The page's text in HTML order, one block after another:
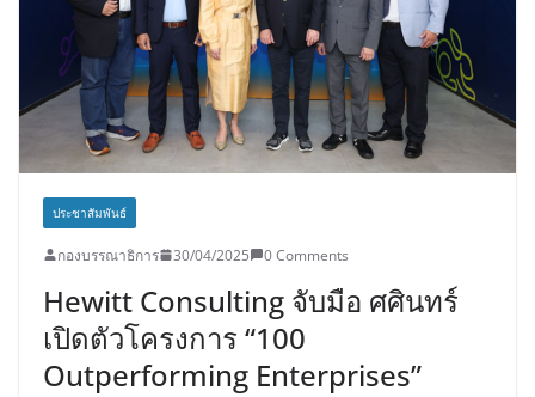
ประชาสัมพันธ์
กองบรรณาธิการ 30/04/2025 0 Comments
Hewitt Consulting จับมือ ศศินทร์
เปิดตัวโครงการ “100
Outperforming Enterprises”